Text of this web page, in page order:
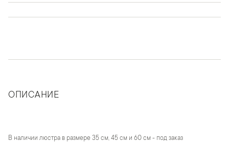
ОПИСАНИЕ
В наличии люстра в размере 35 см, 45 см и 60 см - под заказ